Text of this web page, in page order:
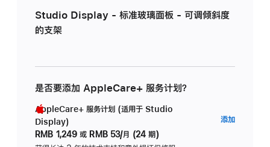
Studio Display - 标准玻璃面板 - 可调倾斜度
的支架
是否要添加 AppleCare+ 服务计划？
AppleCare+ 服务计划 (适用于 Studio
Display)
RMB 1,249 或 RMB 53/月 (24 期)
添加